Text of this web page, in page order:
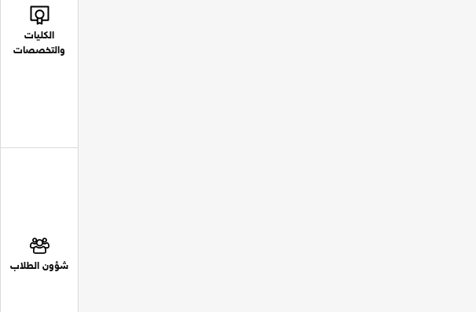
الكليات
والتخصصات
شؤون الطلاب